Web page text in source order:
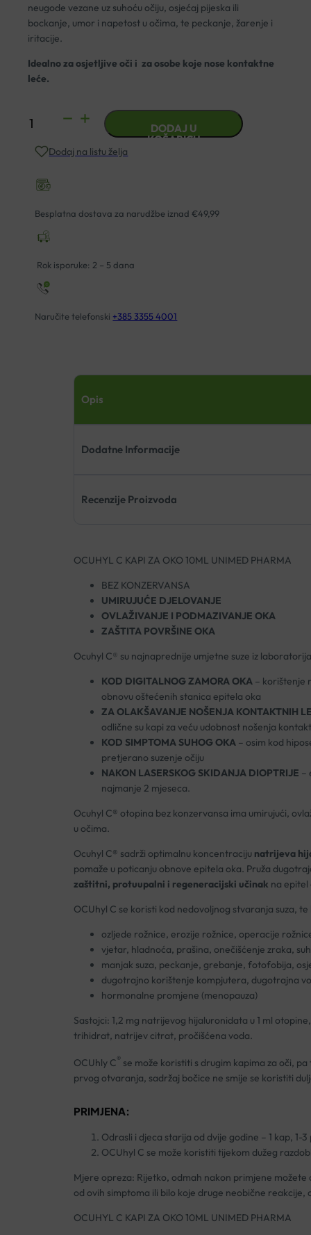
neugode vezane uz suhoću očiju, osjećaj pijeska ili
bockanje, umor i napetost u očima, te peckanje, žarenje i
iritacije.
Idealno za osjetljive oči i za osobe koje nose kontaktne
leće.
OCUHYL
KAPI
OKO
10ML
DODAJ U
KOŠARICU
Dodaj na listu želja
Besplatna dostava za narudžbe iznad €49,99
Rok isporuke: 2 – 5 dana
Naručite telefonski +385 3355 4001
Opis
Dodatne Informacije
Recenzije Proizvoda
OCUHYL C KAPI ZA OKO 10ML UNIMED PHARMA
BEZ KONZERVANSA
UMIRUJUĆE DJELOVANJE
OVLAŽIVANJE I PODMAZIVANJE OKA
ZAŠTITA POVRŠINE OKA
Ocuhyl C® su najnaprednije umjetne suze iz
KOD DIGITALNOG ZAMORA OKA– korištenje
obnovu oštećenih stanica epitela oka
ZA OLAKŠAVANJE NOŠENJA KONTAKTNIH
odlične su kapi za veću udobnost nošenja
KOD SIMPTOMA SUHOG OKA– osim kod
pretjerano suzenje očiju
NAKON LASERSKOG SKIDANJA DIOPTRIJE –
najmanje 2 mjeseca.
Ocuhyl C® otopina bez konzervansa ima umirujući,
u očima.
Ocuhyl C® sadrži optimalnu koncentraciju natrijeva
pomaže u poticanju obnove epitela oka. Pruža
zaštitni, protuupalni i regeneracijski učinak na epitel
OCUhyl C se koristi kod nedovoljnog stvaranja suza,
ozljede rožnice, erozije rožnice, operacije
vjetar, hladnoća, prašina, onečišćenje zraka,
manjak suza, peckanje, grebanje, fotofobija,
dugotrajno korištenje kompjutera, dugotrajna
hormonalne promjene (menopauza)
Sastojci: 1,2 mg natrijevog hijaluronidata u 1 ml
trihidrat, natrijev citrat, pročišćena voda.
OCUhly C®se može koristiti s drugim kapima za oči,
prvog otvaranja, sadržaj bočice ne smije se koristiti
PRIMJENA:
Odrasli i djeca starija od dvije godine – 1 kap, 1-
OCUhyl C se može koristiti tijekom dužeg
Mjere opreza: Rijetko, odmah nakon primjene možete
od ovih simptoma ili bilo koje druge neobične reakcije,
OCUHYL C KAPI ZA OKO 10ML UNIMED PHARMA